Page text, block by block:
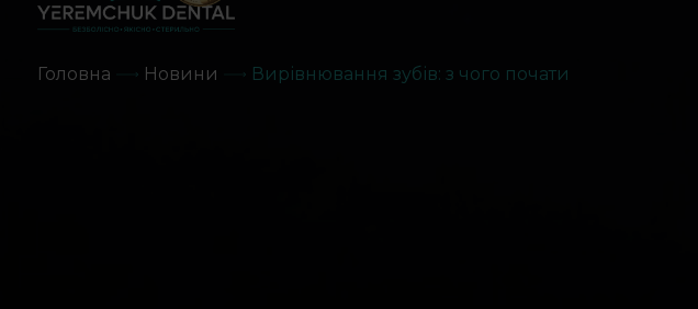
Головна Новини Вирівнювання зубів: з чого почати